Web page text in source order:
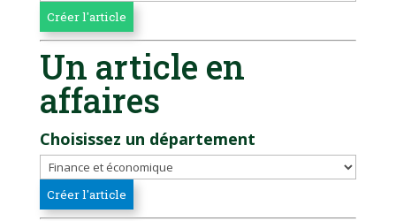
Un article en
affaires
Choisissez un département